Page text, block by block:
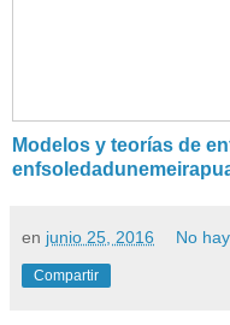
Modelos y teorías de
en junio 25, 2016 No
Compartir